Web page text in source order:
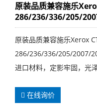
原装品质兼容施乐
286/236/336/205/
原装品质兼容施乐Xerox
286/236/336/205/2007/
进口材料，定影牢固，光
在线询价